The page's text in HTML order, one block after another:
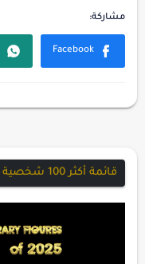
قائمة أكثر 100 شخصية أدبية تأثيرًا في عام 2025